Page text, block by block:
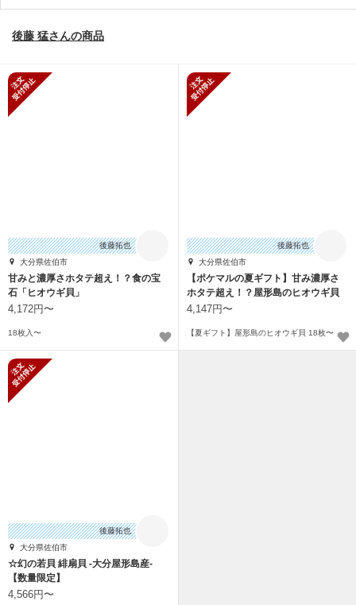
後藤 猛さんの商品
後藤拓也
大分県佐伯市
甘みと濃厚さホタテ超え！？食の宝
石「ヒオウギ貝」
4,172円〜
18枚入〜
後藤拓也
大分県佐伯市
【ポケマルの夏ギフト】甘み濃厚さ
ホタテ超え！？屋形島のヒオウギ貝
4,147円〜
【夏ギフト】屋形島のヒオウギ貝 18枚〜
後藤拓也
大分県佐伯市
☆幻の若貝 緋扇貝 -大分屋形島産-
【数量限定】
4,566円〜